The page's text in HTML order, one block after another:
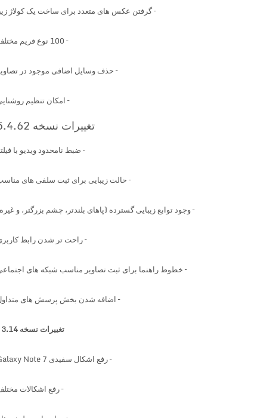
گرفتن عکس های متعدد برای ساخت یک کولاژ زیبا
– حذف وسایل اضافی موجود در تصاویر
– امکان تنظیم روشنایی
تغییرات نسخه 5.4.62
– ضبط نامحدود ویدیو با فیلتر
حالت زیبایی برای ثبتسلفی هایمناسب
– وجودتوابع زیبایی گسترده (پاهای بلندتر، چشم بزرگتر، و غیره)
– راحت تر شدنرابط کاربری
– خطوط راهنما برای ثبت تصاویر مناسب شبکه های اجتماعی
– اضافه شدن بخشپرسش های متداول
تغییرات نسخه 3.14 :
– رفع اشکال سفیدی Galaxy Note 7
– رفع اشکالات مختلف